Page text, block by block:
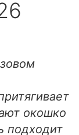
окошко
подходит